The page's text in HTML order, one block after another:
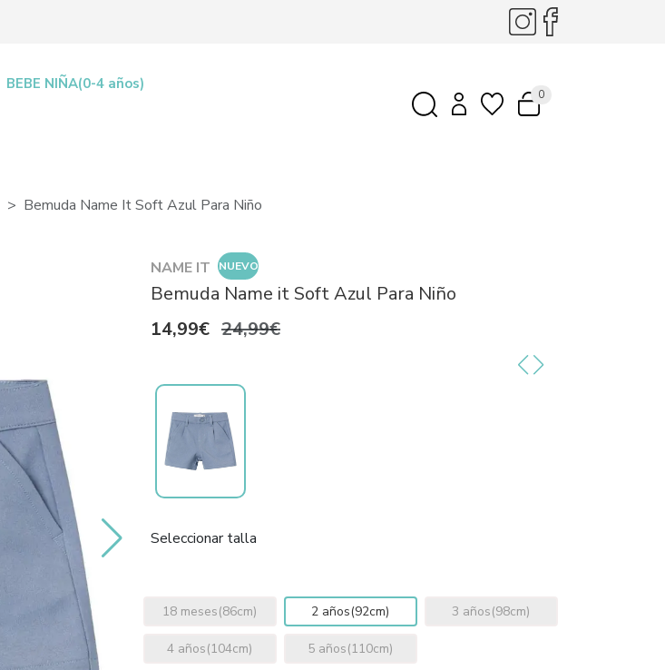
BEBE NIÑA(0-4 años)
0
Bemuda Name It Soft Azul Para Niño
NAME IT NUEVO
Bemuda Name it Soft Azul Para Niño
14,99€ 24,99€
Seleccionar talla
18 meses(86cm) 2 años(92cm) 3 años(98cm)
4 años(104cm) 5 años(110cm)